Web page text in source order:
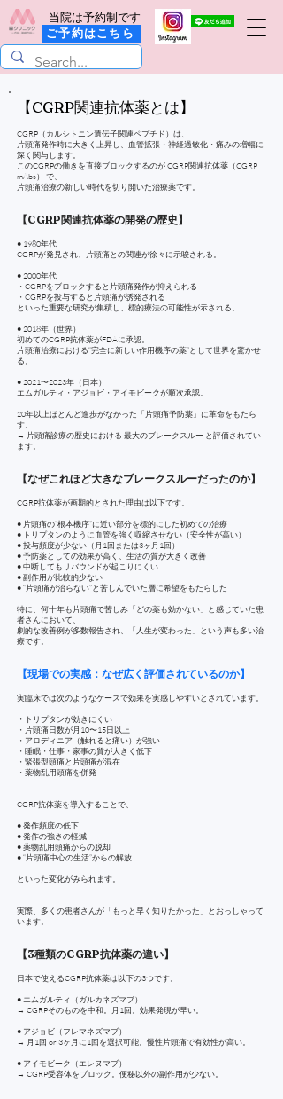
当院は予約制です
ご予約はこちら
【CGRP関連抗体薬とは】
CGRP（カルシトニン遺伝子関連ペプチド）は、
片頭痛発作時に大きく上昇し、血管拡張・神経過敏化・痛みの増幅に
深く関与します。
このCGRPの働きを直接ブロックするのが CGRP関連抗体薬（CGRP
mAbs） で、
片頭痛治療の新しい時代を切り開いた治療薬です。
【CGRP関連抗体薬の開発の歴史】
● 1980年代
CGRPが発見され、片頭痛との関連が徐々に示唆される。
● 2000年代
・CGRPをブロックすると片頭痛発作が抑えられる
・CGRPを投与すると片頭痛が誘発される
といった重要な研究が集積し、標的療法の可能性が示される。
● 2018年（世界）
初めてのCGRP抗体薬がFDAに承認。
片頭痛治療における“完全に新しい作用機序の薬”として世界を驚かせ
る。
● 2021〜2023年（日本）
エムガルティ・アジョビ・アイモビークが順次承認。
20年以上ほとんど進歩がなかった「片頭痛予防薬」に革命をもたら
す。
→ 片頭痛診療の歴史における 最大のブレークスルー と評価されてい
ます。
【なぜこれほど大きなブレークスルーだったのか】
CGRP抗体薬が画期的とされた理由は以下です。
● 片頭痛の“根本機序”に近い部分を標的にした初めての治療
● トリプタンのように血管を強く収縮させない（安全性が高い）
● 投与頻度が少ない（月1回または3ヶ月1回）
● 予防薬としての効果が高く、生活の質が大きく改善
● 中断してもリバウンドが起こりにくい
● 副作用が比較的少ない
● “片頭痛が治らない”と苦しんでいた層に希望をもたらした
特に、何十年も片頭痛で苦しみ「どの薬も効かない」と感じていた患
者さんにおいて、
劇的な改善例が多数報告され、「人生が変わった」という声も多い治
療です。
【現場での実感：なぜ広く評価されているのか】
実臨床では次のようなケースで効果を実感しやすいとされています。
・トリプタンが効きにくい
・片頭痛日数が月10〜15日以上
・アロディニア（触れると痛い）が強い
・睡眠・仕事・家事の質が大きく低下
・緊張型頭痛と片頭痛が混在
・薬物乱用頭痛を併発
CGRP抗体薬を導入することで、
● 発作頻度の低下
● 発作の強さの軽減
● 薬物乱用頭痛からの脱却
● “片頭痛中心の生活”からの解放
といった変化がみられます。
実際、多くの患者さんが「もっと早く知りたかった」とおっしゃって
います。
【3種類のCGRP抗体薬の違い】
日本で使えるCGRP抗体薬は以下の3つです。
● エムガルティ（ガルカネズマブ）
→ CGRPそのものを中和。月1回。効果発現が早い。
● アジョビ（フレマネズマブ）
→ 月1回 or 3ヶ月に1回を選択可能。慢性片頭痛で有効性が高い。
● アイモビーク（エレヌマブ）
→ CGRP受容体をブロック。便秘以外の副作用が少ない。